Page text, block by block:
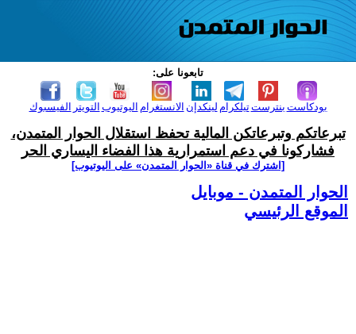
تابعونا على:
الفيسبوك التويتر اليوتيوب الانستغرام لينكدإن تيلكرامبنترست بودكاست
تبرعاتكم وتبرعاتكن المالية تحفظ استقلال الحوار المتمدن،
فشاركونا في دعم استمرارية هذا الفضاء اليساري الحر
[اشترك في قناة ‫«الحوار المتمدن» على اليوتيوب]
الحوار المتمدن - موبايل
الموقع الرئيسي